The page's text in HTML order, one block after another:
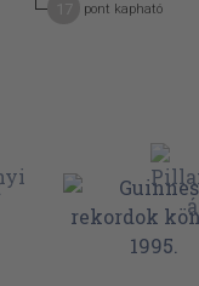
pont kapható